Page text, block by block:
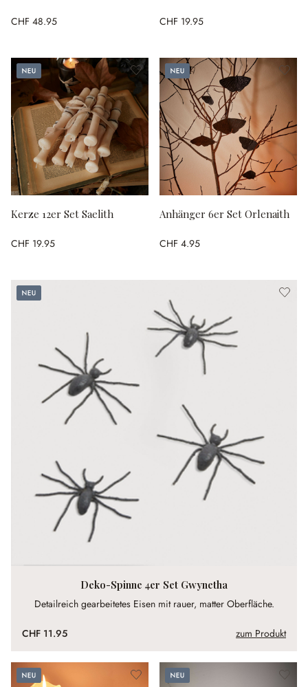
CHF 48.95 CHF 19.95
Neu
Kerze 12er Set Saelith
CHF 19.95
Neu
Deko-Spinne 4er Set Gwynetha
Detailreich gearbeitetes Eisen mit rauer, matter Oberfläche.
CHF 11.95 zum Produkt
Neu
Anhänger 6er Set Orlenaith
CHF 4.95
Neu Neu